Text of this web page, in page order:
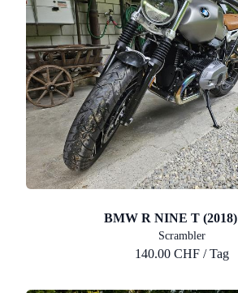
BMW R NINE T (2018)
Scrambler
140.00 CHF / Tag